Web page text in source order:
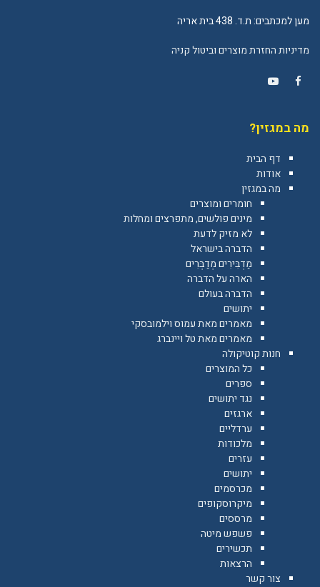
מען למכתבים: ת.ד. 438 בית אריה
מדיניות החזרת מוצרים וביטול קניה
מה במגזין?
דף הבית
אודות
מה במגזין
חומרים ומוצרים
מינים פולשים, מתפרצים ומחלות
לא מזיק לדעת
הדברה בישראל
מַדְבִּירִים מְדַבְּרִים
הארה על הדברה
הדברה בעולם
יתושים
מאמרים מאת עמוס וילמובסקי
מאמרים מאת טל ויינברג
חנות קוטיקולה
כל המוצרים
ספרים
נגד יתושים
ארגזים
ערדליים
מלכודות
עזרים
יתושים
מכרסמים
מיקרוסקופים
מרססים
פשפש מיטה
תכשירים
הרצאות
צור קשר